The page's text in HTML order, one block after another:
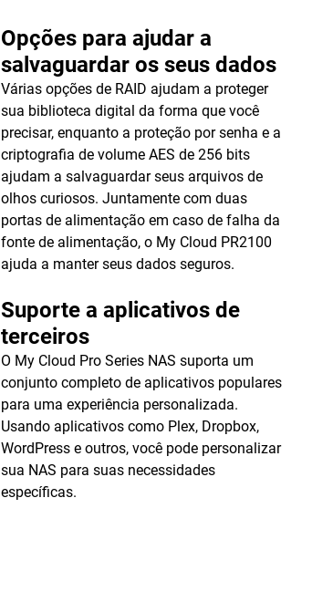
Opções para ajudar a
salvaguardar os seus dados
Várias opções de RAID ajudam a proteger
sua biblioteca digital da forma que você
precisar, enquanto a proteção por senha e a
criptografia de volume AES de 256 bits
ajudam a salvaguardar seus arquivos de
olhos curiosos. Juntamente com duas
portas de alimentação em caso de falha da
fonte de alimentação, o My Cloud PR2100
ajuda a manter seus dados seguros.
Suporte a aplicativos de
terceiros
O My Cloud Pro Series NAS suporta um
conjunto completo de aplicativos populares
para uma experiência personalizada.
Usando aplicativos como Plex, Dropbox,
WordPress e outros, você pode personalizar
sua NAS para suas necessidades
específicas.